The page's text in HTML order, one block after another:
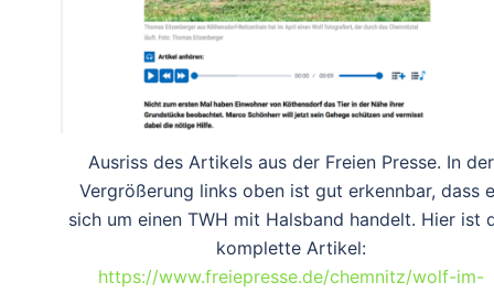
Ausriss des Artikels aus der Freien Presse. In der
Vergrößerung links oben ist gut erkennbar, dass
sich um einen TWH mit Halsband handelt. Hier ist
komplette Artikel:
https://www.freiepresse.de/chemnitz/wolf-im-